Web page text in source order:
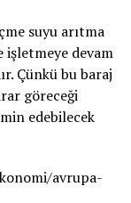
suyu arıtma
işletmeye devam
Çünkü bu baraj
göreceği
edebilecek
avrupa-